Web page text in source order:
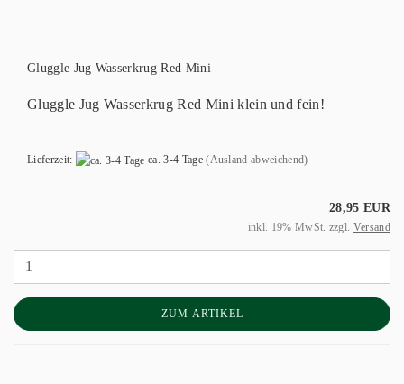
Gluggle Jug Wasserkrug Red Mini
Gluggle Jug Wasserkrug Red Mini klein und fein!
Lieferzeit: ca. 3-4 Tage (Ausland abweichend)
28,95 EUR
inkl. 19% MwSt. zzgl. Versand
ZUM ARTIKEL